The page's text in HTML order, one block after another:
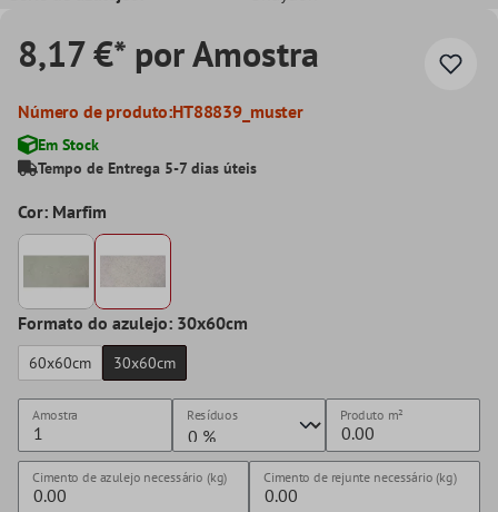
8,17 €* por Amostra
Número de produto:HT88839_muster
Em Stock
Tempo de Entrega 5-7 dias úteis
Cor: Marfim
Formato do azulejo: 30x60cm
60x60cm 30x60cm
Amostra Resíduos Produto m²
Cimento de azulejo necessário (kg) Cimento de rejunte necessário (kg)